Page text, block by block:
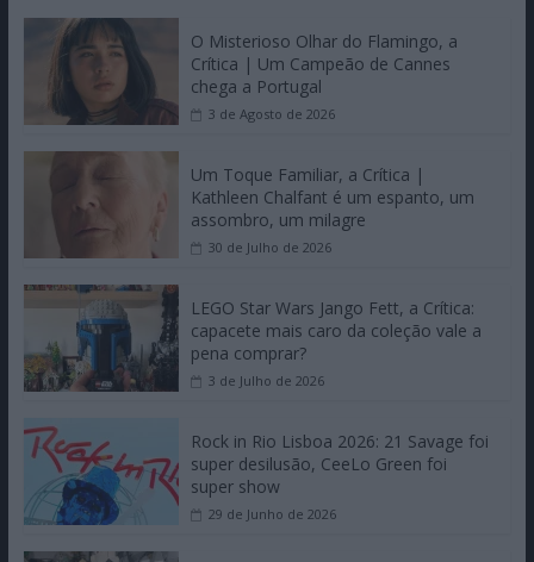
O Misterioso Olhar do Flamingo, a
Crítica | Um Campeão de Cannes
chega a Portugal
3 de Agosto de 2026
Um Toque Familiar, a Crítica |
Kathleen Chalfant é um espanto, um
assombro, um milagre
30 de Julho de 2026
LEGO Star Wars Jango Fett, a Crítica:
capacete mais caro da coleção vale a
pena comprar?
3 de Julho de 2026
Rock in Rio Lisboa 2026: 21 Savage foi
super desilusão, CeeLo Green foi
super show
29 de Junho de 2026